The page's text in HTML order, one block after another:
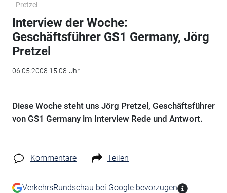
Pretzel
Interview der Woche:
Geschäftsführer GS1 Germany, Jörg
Pretzel
06.05.2008 15:08 Uhr
Diese Woche steht uns Jörg Pretzel, Geschäftsführer
von GS1 Germany im Interview Rede und Antwort.
Kommentare Teilen
VerkehrsRundschau bei Google bevorzugen